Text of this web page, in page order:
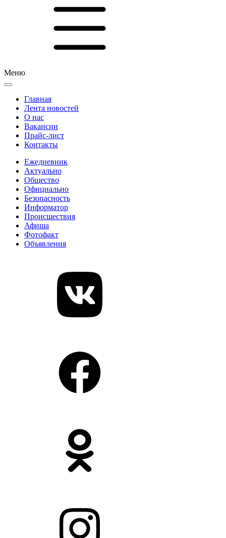
Меню
Главная
Лента новостей
О нас
Вакансии
Прайс-лист
Контакты
Ежедневник
Актуально
Общество
Официально
Безопасность
Информатор
Происшествия
Афиша
Фотофакт
Объявления